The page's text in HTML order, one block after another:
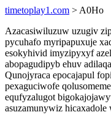
timetoplay1.com > A0Ho
Azacasiwiluzuw uzugiv
pycuhafo myripapuxuje
esokyhivid imyzipyxyf
abopagudipyb ehuv
Qunojyraca epocajapul
pexaguciwofe
equfyzalugot
asuzamunywiz